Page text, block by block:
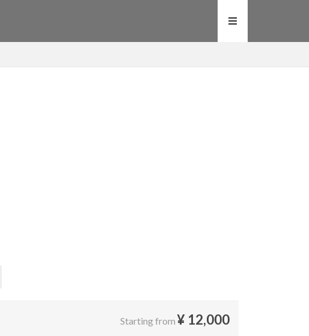
Starting from ¥ 12,000